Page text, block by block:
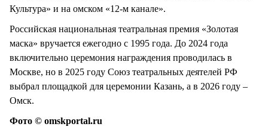
Культура» и на омском «12-м канале».
Российская национальная театральная премия «Золотая
маска» вручается ежегодно с 1995 года. До 2024 года
включительно церемония награждения проводилась в
Москве, но в 2025 году Союз театральных деятелей РФ
выбрал площадкой для церемонии Казань, а в 2026 году –
Омск.
Фото © omskportal.ru